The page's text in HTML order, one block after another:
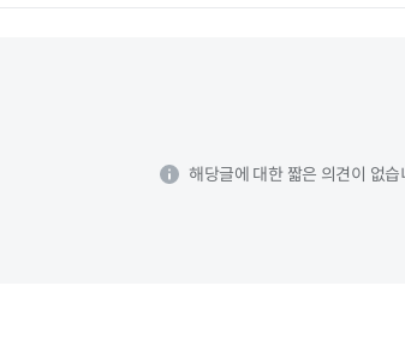
해당글에 대한 짧은 의견이 없습